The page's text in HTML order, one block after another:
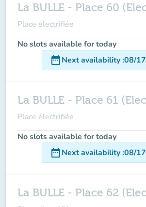
La BULLE - Place 60
Place électrifiée
No slots available for today
date_rangeNext availability:08/
La BULLE - Place 61
Place électrifiée
No slots available for today
date_rangeNext availability:08/
La BULLE - Place 62